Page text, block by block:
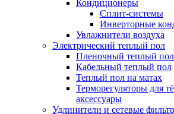
Кондиционеры
Сплит-системы
Инверторные
Увлажнители воздуха
Электрический теплый пол
Пленочный теплый пол
Кабельный теплый пол
Теплый пол на матах
Терморегуляторы для
аксессуары
Удлинители и сетевые